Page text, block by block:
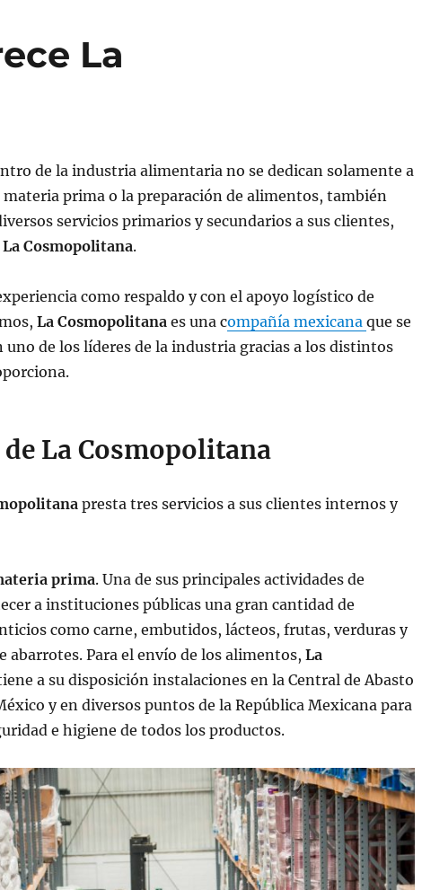
La
de la industria alimentaria no se dedican solamente a
materia prima o la preparación de alimentos, también
servicios primarios y secundarios a sus clientes,
La Cosmopolitana.
como respaldo y con el apoyo logístico de
La Cosmopolitana es una compañía mexicana que se
uno de los líderes de la industria gracias a los distintos
La Cosmopolitana
presta tres servicios a sus clientes internos y
prima. Una de sus principales actividades de
a instituciones públicas una gran cantidad de
como carne, embutidos, lácteos, frutas, verduras y
abarrotes. Para el envío de los alimentos, La
a su disposición instalaciones en la Central de Abasto
y en diversos puntos de la República Mexicana para
e higiene de todos los productos.